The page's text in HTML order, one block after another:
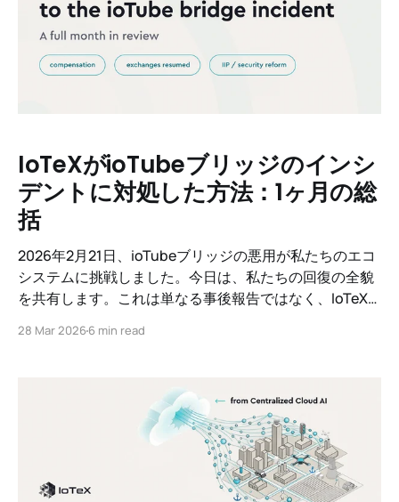
IoTeXがioTubeブリッジのインシ
デントに対処した方法：1ヶ月の総
括
2026年2月21日、ioTubeブリッジの悪用が私たちのエコ
システムに挑戦しました。今日は、私たちの回復の全貌
を共有します。これは単なる事後報告ではなく、IoTeX
ャーの下で団結し、強くなった経緯の記録です。私たち
28 Mar 20266 min read